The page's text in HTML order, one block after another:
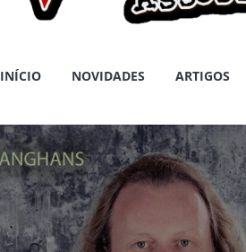
INÍCIO NOVIDADES ARTIGOS